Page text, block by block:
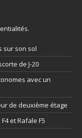
.
sur son sol
de J-20
avec un
de deuxième étage
et Rafale F5